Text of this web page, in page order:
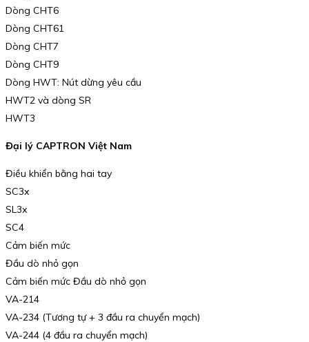
Dòng CHT6
Dòng CHT61
Dòng CHT7
Dòng CHT9
Dòng HWT: Nút dừng yêu cầu
HWT2 và dòng SR
HWT3
Đại lý CAPTRON Việt Nam
Điều khiển bằng hai tay
SC3x
SL3x
SC4
Cảm biến mức
Đầu dò nhỏ gọn
Cảm biến mức Đầu dò nhỏ gọn
VA-214
VA-234 (Tương tự + 3 đầu ra chuyển mạch)
VA-244 (4 đầu ra chuyển mạch)